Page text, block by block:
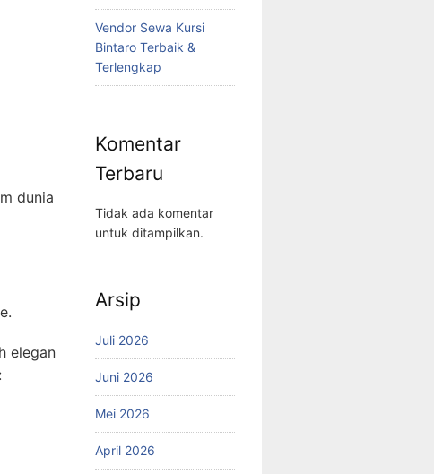
dunia
elegan
Vendor Sewa Kursi
Bintaro Terbaik &
Terlengkap
Komentar
Terbaru
Tidak ada komentar
untuk ditampilkan.
Arsip
Juli 2026
Juni 2026
Mei 2026
April 2026